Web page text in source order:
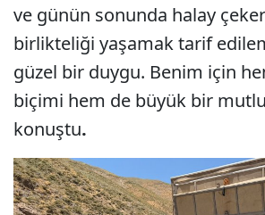
ve günün sonunda halay
birlikteliği yaşamak tarif
güzel bir duygu. Benim için
biçimi hem de büyük bir
konuştu.